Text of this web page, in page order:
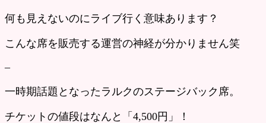
何も見えないのにライブ行く意味あります？
こんな席を販売する運営の神経が分かりません笑
–
一時期話題となったラルクのステージバック席。
チケットの値段はなんと「4,500円」！